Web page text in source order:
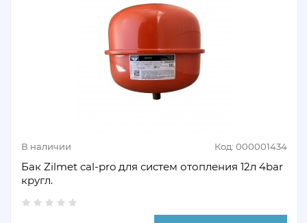
В наличии Код: 000001434
Бак Zilmet cal-pro для систем отопления 12л 4bar
кругл.